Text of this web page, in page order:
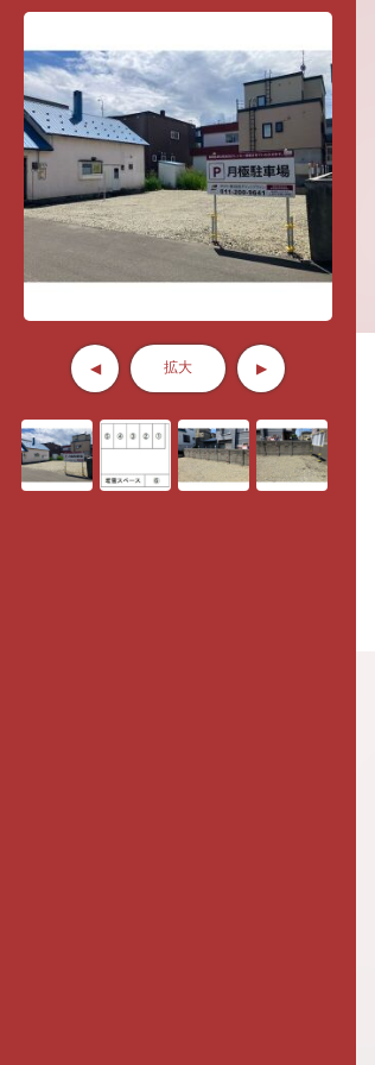
◀ 拡大 ▶